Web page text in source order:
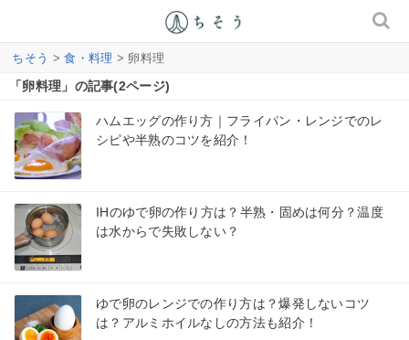
ちそう >食・料理 > 卵料理
「卵料理」の記事(2ページ)
ハムエッグの作り方｜フライパン・レンジでのレ
シピや半熟のコツを紹介！
IHのゆで卵の作り方は？半熟・固めは何分？温度
は水からで失敗しない？
ゆで卵のレンジでの作り方は？爆発しないコツ
は？アルミホイルなしの方法も紹介！